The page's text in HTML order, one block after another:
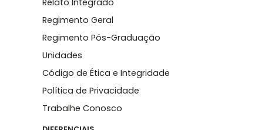
Relato Integrado
Regimento Geral
Regimento Pós-Graduação
Unidades
Código de Ética e Integridade
Política de Privacidade
Trabalhe Conosco